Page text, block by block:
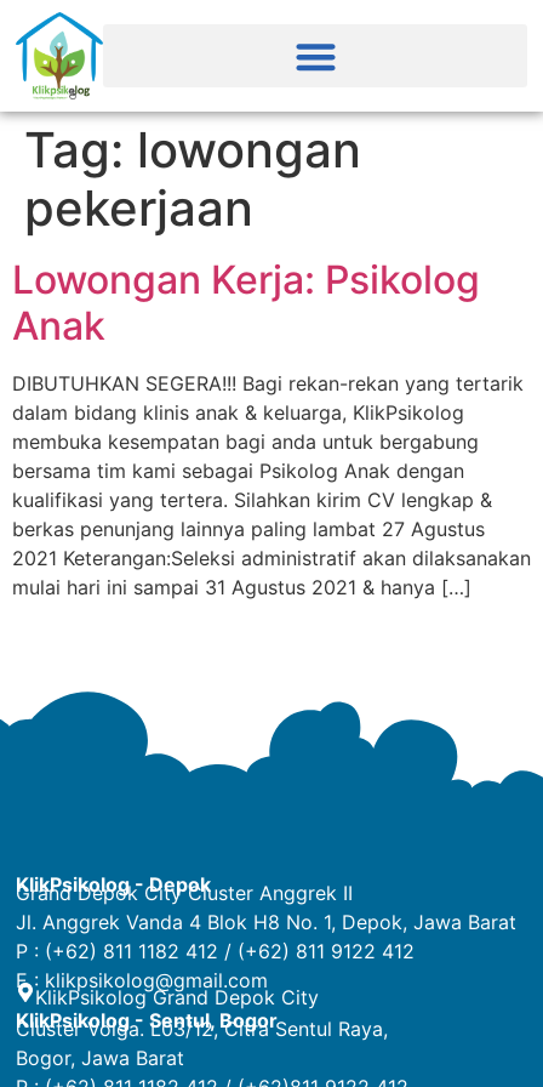
Tag: lowongan
pekerjaan
Lowongan Kerja: Psikolog
Anak
DIBUTUHKAN SEGERA!!! Bagi rekan-rekan yang tertarik
dalam bidang klinis anak & keluarga, KlikPsikolog
membuka kesempatan bagi anda untuk bergabung
bersama tim kami sebagai Psikolog Anak dengan
kualifikasi yang tertera. Silahkan kirim CV lengkap &
berkas penunjang lainnya paling lambat 27 Agustus
2021 Keterangan:Seleksi administratif akan dilaksanakan
mulai hari ini sampai 31 Agustus 2021 & hanya […]
KlikPsikolog - Depok
Grand Depok City Cluster Anggrek II
Jl. Anggrek Vanda 4 Blok H8 No. 1, Depok, Jawa Barat
P : (+62) 811 1182 412 / (+62) 811 9122 412
E : klikpsikolog@gmail.com
KlikPsikolog Grand Depok City
KlikPsikolog - Sentul, Bogor
Cluster Volga. L03/12, Citra Sentul Raya,
Bogor, Jawa Barat